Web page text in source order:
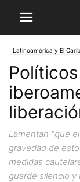
Latinoamérica y El
Lamentan "que
gravedad de
medidas
guarde silencio y